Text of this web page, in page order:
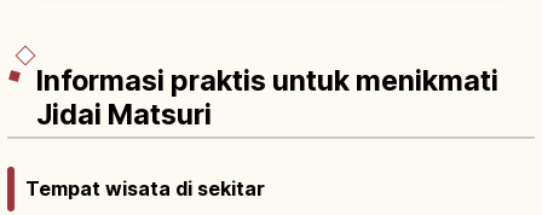
Informasi praktis untuk menikmati
Jidai Matsuri
Tempat wisata di sekitar